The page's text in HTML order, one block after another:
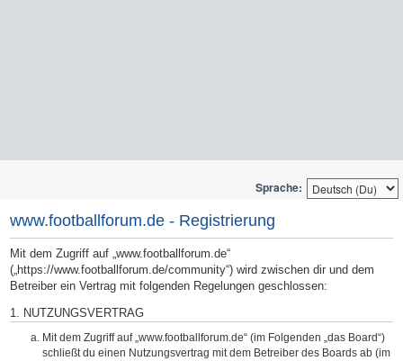
Sprache:
www.footballforum.de - Registrierung
Mit dem Zugriff auf „www.footballforum.de“
(„https://www.footballforum.de/community“) wird zwischen dir und dem
Betreiber ein Vertrag mit folgenden Regelungen geschlossen:
1. NUTZUNGSVERTRAG
Mit dem Zugriff auf „www.footballforum.de“ (im Folgenden „das Board“)
schließt du einen Nutzungsvertrag mit dem Betreiber des Boards ab (im